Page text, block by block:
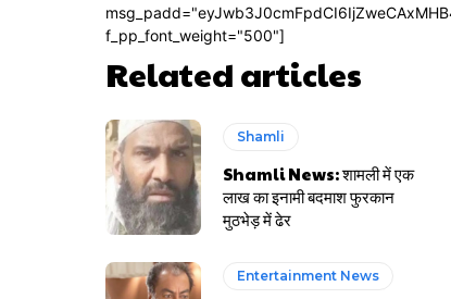
f_pp_font_weight="500"]
Related articles
Shamli
Shamli News: शामली में एक
लाख का इनामी बदमाश फुरकान
मुठभेड़ में ढेर
Entertainment News